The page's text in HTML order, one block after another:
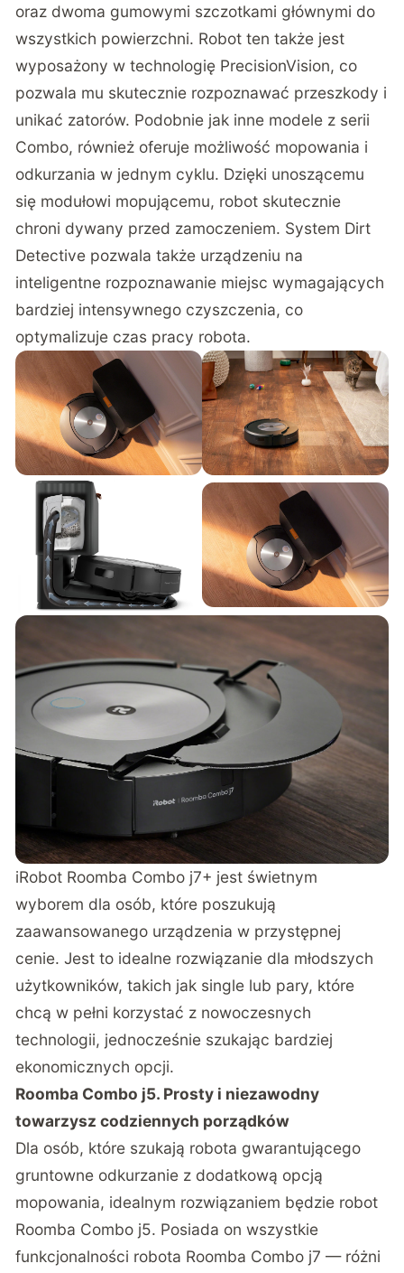
oraz dwoma gumowymi szczotkami głównymi do
wszystkich powierzchni. Robot ten także jest
wyposażony w technologię PrecisionVision, co
pozwala mu skutecznie rozpoznawać przeszkody i
unikać zatorów. Podobnie jak inne modele z serii
Combo, również oferuje możliwość mopowania i
odkurzania w jednym cyklu. Dzięki unoszącemu
się modułowi mopującemu, robot skutecznie
chroni dywany przed zamoczeniem. System Dirt
Detective pozwala także urządzeniu na
inteligentne rozpoznawanie miejsc wymagających
bardziej intensywnego czyszczenia, co
optymalizuje czas pracy robota.
iRobot Roomba Combo j7+ jest świetnym
wyborem dla osób, które poszukują
zaawansowanego urządzenia w przystępnej
cenie. Jest to idealne rozwiązanie dla młodszych
użytkowników, takich jak single lub pary, które
chcą w pełni korzystać z nowoczesnych
technologii, jednocześnie szukając bardziej
ekonomicznych opcji.
Roomba Combo j5. Prosty i niezawodny
towarzysz codziennych porządków
Dla osób, które szukają robota gwarantującego
gruntowne odkurzanie z dodatkową opcją
mopowania, idealnym rozwiązaniem będzie robot
Roomba Combo j5. Posiada on wszystkie
funkcjonalności robota Roomba Combo j7 — różni